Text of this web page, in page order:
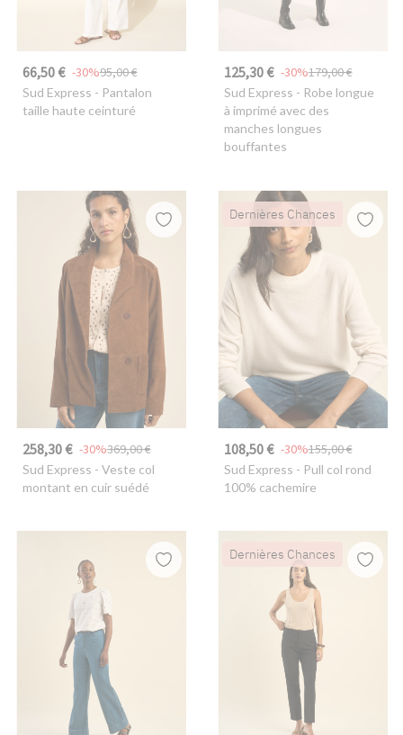
66,50 € 95,00 €
-30%
Sud Express - Pantalon
taille haute ceinturé
125,30 € 179,00 €
-30%
Sud Express - Robe longue
à imprimé avec des
manches longues
bouffantes
258,30 € 369,00 €
-30%
Sud Express - Veste col
montant en cuir suédé
Dernières Chances
108,50 € 155,00 €
-30%
Sud Express - Pull col rond
100% cachemire
Dernières Chances